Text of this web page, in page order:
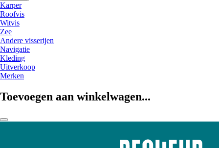
Karper
Roofvis
Witvis
Zee
Andere visserijen
Navigatie
Kleding
Uitverkoop
Merken
Toevoegen aan winkelwagen...